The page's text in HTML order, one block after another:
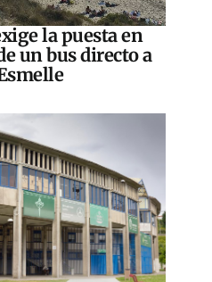
la puesta en
un bus directo a